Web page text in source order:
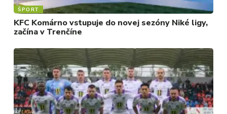
ŠPORT
KFC Komárno vstupuje do novej sezóny Niké ligy,
začína v Trenčíne